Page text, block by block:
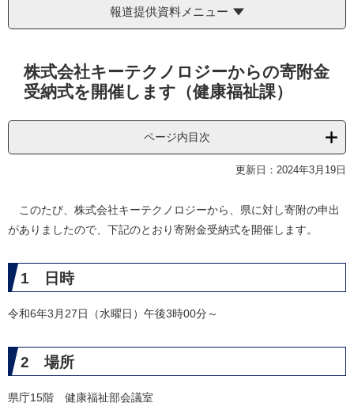
報道提供資料メニュー
株式会社キーテクノロジーからの寄附金
受納式を開催します（健康福祉課）
ページ内目次
更新日：2024年3月19日
このたび、株式会社キーテクノロジーから、県に対し寄附の申出
がありましたので、下記のとおり寄附金受納式を開催します。
1 日時
令和6年3月27日（水曜日）午後3時00分～
2 場所
県庁15階 健康福祉部会議室